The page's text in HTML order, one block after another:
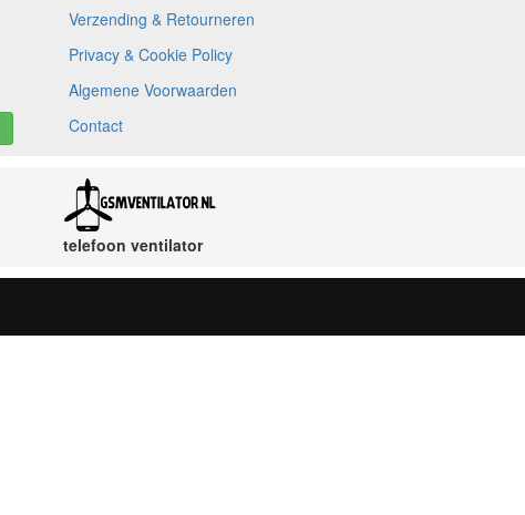
Verzending & Retourneren
Privacy & Cookie Policy
Algemene Voorwaarden
Contact
telefoon ventilator